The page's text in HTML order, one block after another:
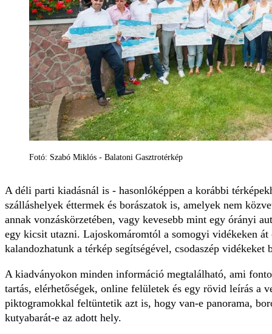
Fotó: Szabó Miklós - Balatoni Gasztrotérkép
A déli parti kiadásnál is - hasonlóképpen a korábbi
szálláshelyek éttermek és borászatok is, amelyek nem
annak vonzáskörzetében, vagy kevesebb mint egy órányi
egy kicsit utazni. Lajoskomáromtól a somogyi vidékeken át
kalandozhatunk a térkép segítségével, csodaszép vidékeket
A kiadványokon minden információ megtalálható, ami
tartás, elérhetőségek, online felületek és egy rövid leírás a
piktogramokkal feltüntetik azt is, hogy van-e panorama,
kutyabarát-e az adott hely.